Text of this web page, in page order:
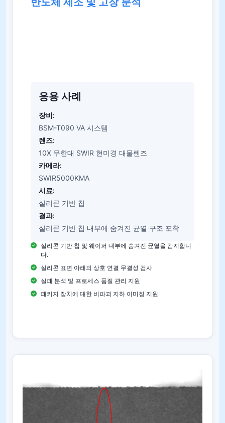
응용 사례
장비:
BSM-T090 VA 시스템
렌즈:
10X 무한대 SWIR 현미경 대물렌즈
카메라:
SWIR5000KMA
시료:
실리콘 기반 칩
결과:
실리콘 기반 칩 내부에 숨겨진 균열 구조 포착
실리콘 기반 칩 및 웨이퍼 내부에 숨겨진 균열을 감지합니
다.
실리콘 표면 아래의 상호 연결 무결성 검사
실패 분석 및 프로세스 품질 관리 지원
패키지 장치에 대한 비파괴 지하 이미징 지원